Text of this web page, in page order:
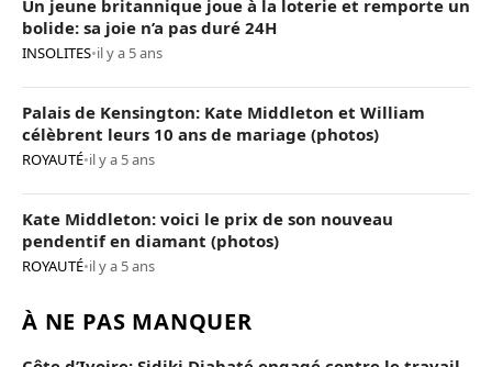
Un jeune britannique joue à la loterie et remporte un
bolide: sa joie n’a pas duré 24H
INSOLITES•il y a 5 ans
Palais de Kensington: Kate Middleton et William
célèbrent leurs 10 ans de mariage (photos)
ROYAUTÉ•il y a 5 ans
Kate Middleton: voici le prix de son nouveau
pendentif en diamant (photos)
ROYAUTÉ•il y a 5 ans
À NE PAS MANQUER